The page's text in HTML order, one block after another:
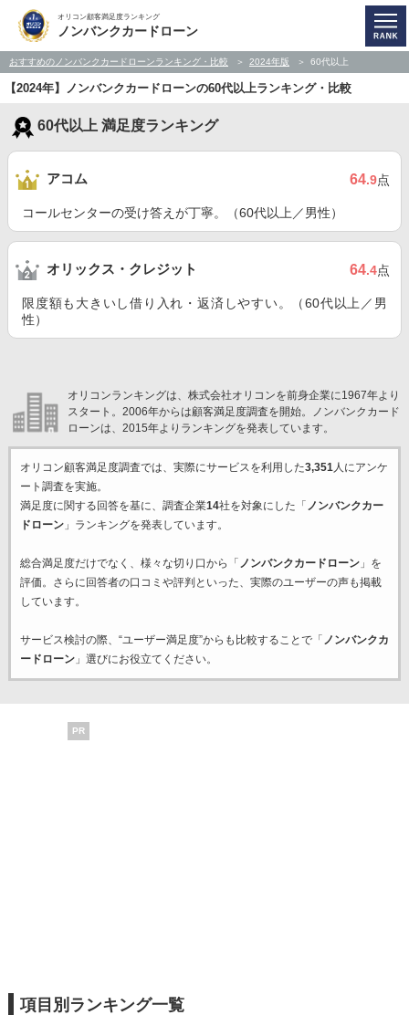
オリコン顧客満足度ランキング
ノンバンクカードローン
おすすめのノンバンクカードローンランキング・比較 2024年版 60代以上
【2024年】ノンバンクカードローンの60代以上ランキング・比較
60代以上 満足度ランキング
アコム 64.9点
コールセンターの受け答えが丁寧。（60代以上／男性）
オリックス・クレジット 64.4点
限度額も大きいし借り入れ・返済しやすい。（60代以上／男
性）
オリコンランキングは、株式会社オリコンを前身企業に1967年より
スタート。2006年からは顧客満足度調査を開始。ノンバンクカード
ローンは、2015年よりランキングを発表しています。
オリコン顧客満足度調査では、実際にサービスを利用した3,351人にアンケ
ート調査を実施。
満足度に関する回答を基に、調査企業14社を対象にした「 ノンバンクカー
ドローン」ランキングを発表しています。
総合満足度だけでなく、様々な切り口から「 ノンバンクカードローン」を
評価。さらに回答者の口コミや評判といった、実際のユーザーの声も掲載
しています。
サービス検討の際、“ユーザー満足度”からも比較することで「 ノンバンクカ
ードローン」選びにお役立てください。
PR
項目別ランキング一覧